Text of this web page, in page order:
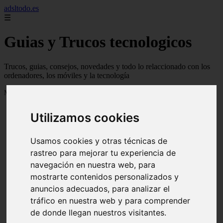
Utilizamos cookies
Usamos cookies y otras técnicas de
rastreo para mejorar tu experiencia de
navegación en nuestra web, para
mostrarte contenidos personalizados y
anuncios adecuados, para analizar el
tráfico en nuestra web y para comprender
de donde llegan nuestros visitantes.
adsltodo.es
☰
Guias y Trucos tecnologicos
Trucos, guias, consejos, novedades y todo lo relaccionado con los
ordenadores, los móviles y la tecnología
Mostrando 1 - 24 de 148 artículos
Newskill Kitsune Review 【Análisis en Español】